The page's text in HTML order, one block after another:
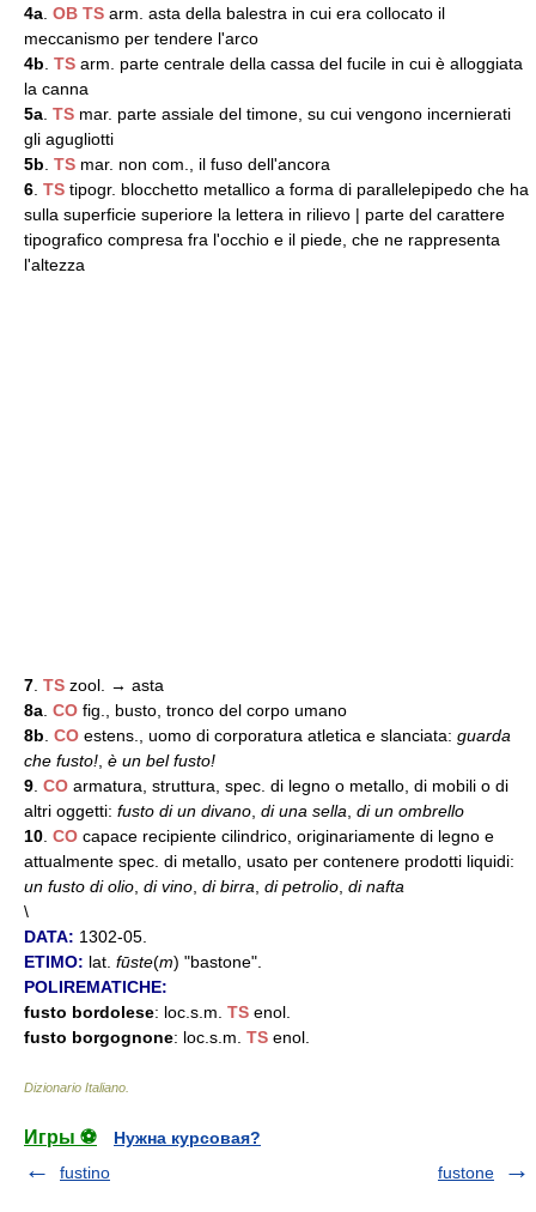
4a. OB TS arm. asta della balestra in cui era collocato il
meccanismo per tendere l'arco
4b. TS arm. parte centrale della cassa del fucile in cui è alloggiata
la canna
5a. TS mar. parte assiale del timone, su cui vengono incernierati
gli agugliotti
5b. TS mar. non com., il fuso dell'ancora
6. TS tipogr. blocchetto metallico a forma di parallelepipedo che ha
sulla superficie superiore la lettera in rilievo | parte del carattere
tipografico compresa fra l'occhio e il piede, che ne rappresenta
l'altezza
7. TS zool. → asta
8a. CO fig., busto, tronco del corpo umano
8b. CO estens., uomo di corporatura atletica e slanciata: guarda
che fusto!, è un bel fusto!
9. CO armatura, struttura, spec. di legno o metallo, di mobili o di
altri oggetti: fusto di un divano, di una sella, di un ombrello
10. CO capace recipiente cilindrico, originariamente di legno e
attualmente spec. di metallo, usato per contenere prodotti liquidi:
un fusto di olio, di vino, di birra, di petrolio, di nafta
\
DATA: 1302-05.
ETIMO: lat. fūste(m) "bastone".
POLIREMATICHE:
fusto bordolese: loc.s.m. TS enol.
fusto borgognone: loc.s.m. TS enol.
Dizionario Italiano
Игры ⚽
Нужна курсовая?
fustino
fustone